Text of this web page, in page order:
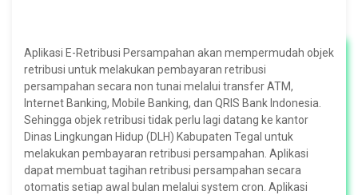
Aplikasi E-Retribusi Persampahan akan mempermudah objek
retribusi untuk melakukan pembayaran retribusi
persampahan secara non tunai melalui transfer ATM,
Internet Banking, Mobile Banking, dan QRIS Bank Indonesia.
Sehingga objek retribusi tidak perlu lagi datang ke kantor
Dinas Lingkungan Hidup (DLH) Kabupaten Tegal untuk
melakukan pembayaran retribusi persampahan. Aplikasi
dapat membuat tagihan retribusi persampahan secara
otomatis setiap awal bulan melalui system cron. Aplikasi